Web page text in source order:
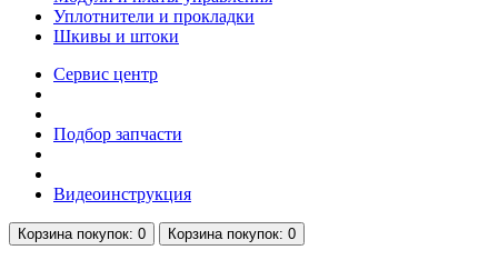
Уплотнители и прокладки
Шкивы и штоки
Сервис центр
Подбор запчасти
Видеоинструкция
Корзинапокупок: 0 Корзинапокупок: 0